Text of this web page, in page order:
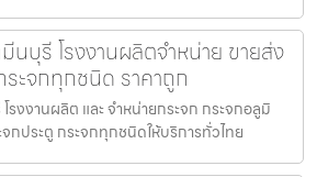
นบุรี โรงงานผลิตจำหน่าย ขายส่ง
ะจกทุกชนิด ราคาถูก
รงงานผลิต และ จำหน่ายกระจก กระจกอลูมิ
กประตู กระจกทุกชนิดให้บริการทั่วไทย